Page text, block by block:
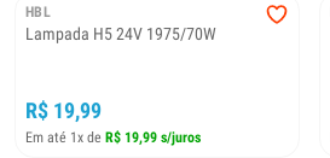
HBL
Lampada H5 24V 1975/70W
R$ 19,99
Em até 1x de R$ 19,99 s/juros